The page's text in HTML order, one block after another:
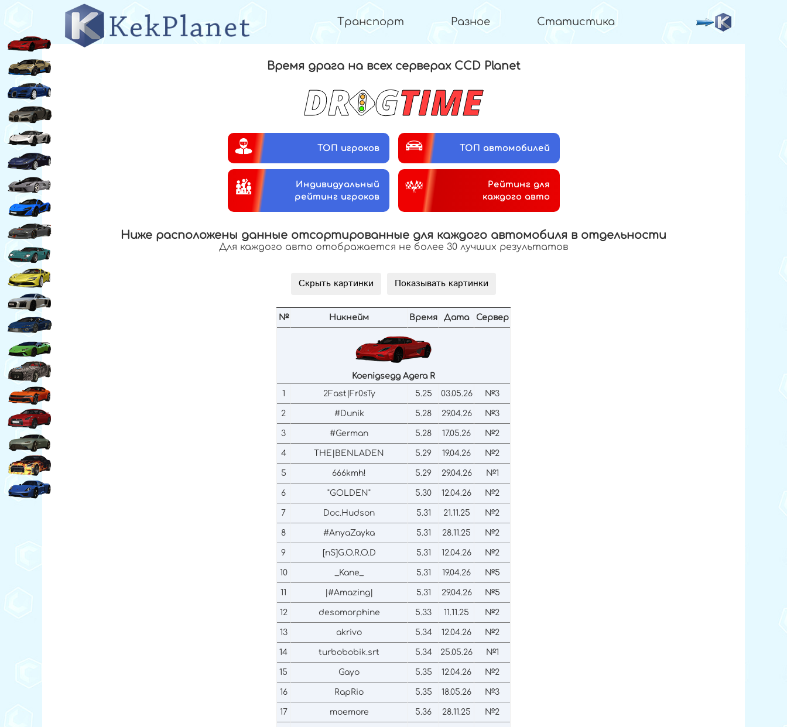
Транспорт Разное Статистика
Время драга на всех серверах CCD Planet
ТОП игроков ТОП автомобилей
Индивидуальный
рейтинг игроков
Рейтинг для
каждого авто
Ниже расположены данные отсортированные для каждого автомобиля в отдельности
Для каждого авто отображается не более 30 лучших результатов
№ Никнейм Время Дата Сервер
Koenigsegg Agera R
1
2Fast|Fr0sTy 5.25 03.05.26 №3
2 #Dunik 5.28 29.04.26 №3
3 #German 5.28 17.05.26 №2
4 THE|BENLADEN 5.29 19.04.26 №2
5 666kmh! 5.29 29.04.26 №1
6 "GOLDEN" 5.30 12.04.26 №2
7 Doc.Hudson 5.31 21.11.25 №2
8 #AnyaZayka 5.31 28.11.25 №2
9 [nS]G.O.R.O.D 5.31 12.04.26 №2
10 _Kane_ 5.31 19.04.26 №5
11 |#Amazing| 5.31 29.04.26 №5
12 desomorphine 5.33 11.11.25 №2
13 akrivo 5.34 12.04.26 №2
14 turbobobik.srt 5.34 25.05.26 №1
15 Gayo 5.35 12.04.26 №2
16 RapRio 5.35 18.05.26 №3
17 moemore 5.36 28.11.25 №2